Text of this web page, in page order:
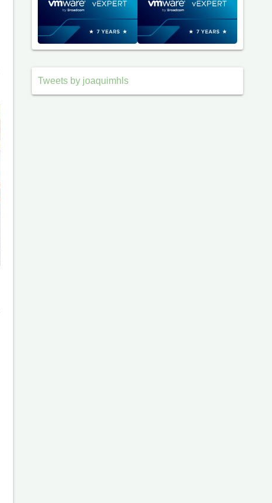
Tweets by joaquimhls